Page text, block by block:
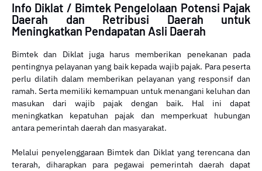
Info Diklat / Bimtek Pengelolaan Potensi Pajak
Daerah dan Retribusi Daerah untuk
Meningkatkan Pendapatan Asli Daerah
Bimtek dan Diklat juga harus memberikan penekanan pada
pentingnya pelayanan yang baik kepada wajib pajak. Para peserta
perlu dilatih dalam memberikan pelayanan yang responsif dan
ramah. Serta memiliki kemampuan untuk menangani keluhan dan
masukan dari wajib pajak dengan baik. Hal ini dapat
meningkatkan kepatuhan pajak dan memperkuat hubungan
antara pemerintah daerah dan masyarakat.
Melalui penyelenggaraan Bimtek dan Diklat yang terencana dan
terarah, diharapkan para pegawai pemerintah daerah dapat